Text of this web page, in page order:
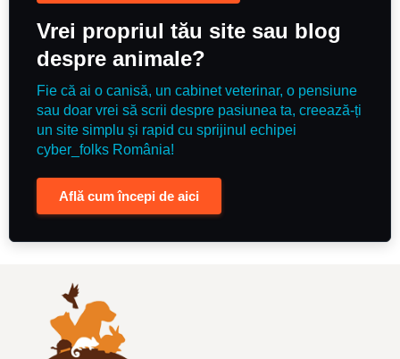
Vrei propriul tău site sau blog
despre animale?
Fie că ai o canisă, un cabinet veterinar, o pensiune
sau doar vrei să scrii despre pasiunea ta, creează-ți
un site simplu și rapid cu sprijinul echipei
cyber_folks România!
Află cum începi de aici